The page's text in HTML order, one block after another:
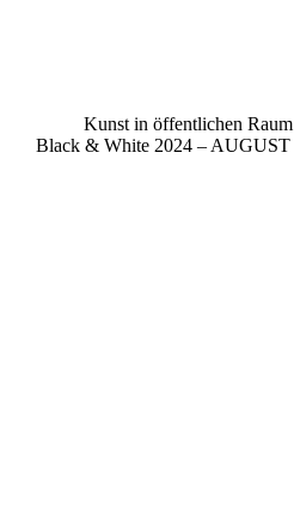
Kunst in öffentlichen Raum
Black & White 2024 – AUGUST